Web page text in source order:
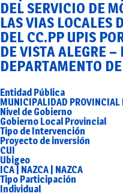
DEL SERVICIO DE
LAS VIAS LOCALES
DEL CC.PP UPIS
DE VISTA ALEGRE
DEPARTAMENTO
Entidad Pública
MUNICIPALIDAD PROVINCIAL
Nivel de Gobierno
Gobierno Local Provincial
Tipo de Intervención
Proyecto de inversión
CUI
Ubigeo
ICA | NAZCA | NAZCA
Tipo Participación
Individual